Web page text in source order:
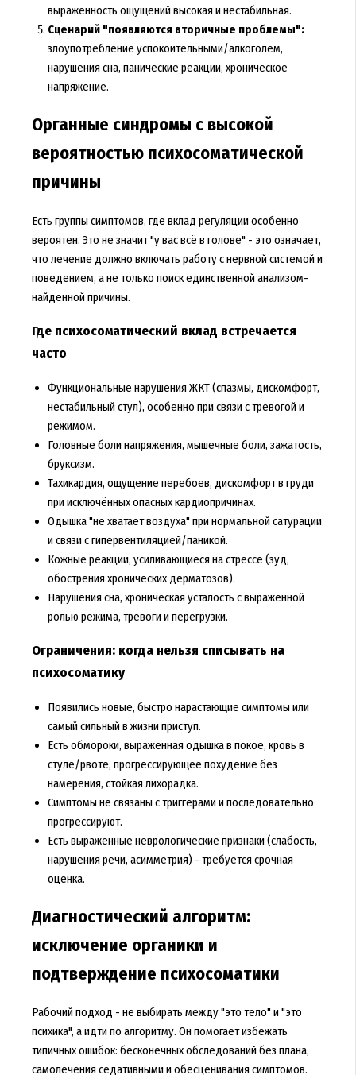
выраженность ощущений высокая и нестабильная.
Сценарий "появляются вторичные проблемы":
злоупотребление успокоительными/алкоголем,
нарушения сна, панические реакции, хроническое
напряжение.
Органные синдромы с высокой
вероятностью психосоматической
причины
Есть группы симптомов, где вклад регуляции особенно
вероятен. Это не значит "у вас всё в голове" - это означает,
что лечение должно включать работу с нервной системой и
поведением, а не только поиск единственной анализом-
найденной причины.
Где психосоматический вклад встречается
часто
Функциональные нарушения ЖКТ (спазмы, дискомфорт,
нестабильный стул), особенно при связи с тревогой и
режимом.
Головные боли напряжения, мышечные боли, зажатость,
бруксизм.
Тахикардия, ощущение перебоев, дискомфорт в груди
при исключённых опасных кардиопричинах.
Одышка "не хватает воздуха" при нормальной сатурации
и связи с гипервентиляцией/паникой.
Кожные реакции, усиливающиеся на стрессе (зуд,
обострения хронических дерматозов).
Нарушения сна, хроническая усталость с выраженной
ролью режима, тревоги и перегрузки.
Ограничения: когда нельзя списывать на
психосоматику
Появились новые, быстро нарастающие симптомы или
самый сильный в жизни приступ.
Есть обмороки, выраженная одышка в покое, кровь в
стуле/рвоте, прогрессирующее похудение без
намерения, стойкая лихорадка.
Симптомы не связаны с триггерами и последовательно
прогрессируют.
Есть выраженные неврологические признаки (слабость,
нарушения речи, асимметрия) - требуется срочная
оценка.
Диагностический алгоритм:
исключение органики и
подтверждение психосоматики
Рабочий подход - не выбирать между "это тело" и "это
психика", а идти по алгоритму. Он помогает избежать
типичных ошибок: бесконечных обследований без плана,
самолечения седативными и обесценивания симптомов.